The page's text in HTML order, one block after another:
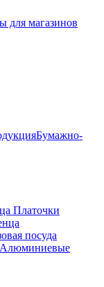
для магазинов
Бумажно-
Платочки
посуда
Алюминиевые